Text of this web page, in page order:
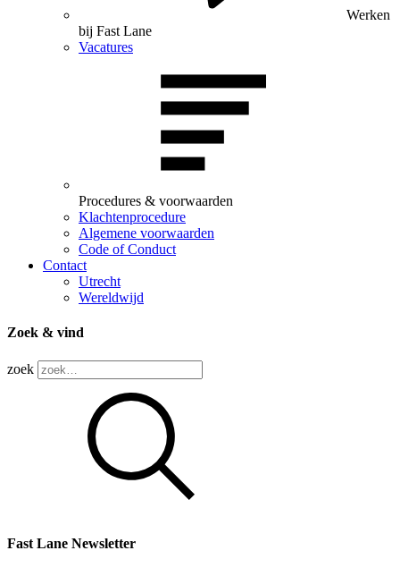
Werken
bij Fast Lane
Vacatures
Procedures & voorwaarden
Klachtenprocedure
Algemene voorwaarden
Code of Conduct
Contact
Utrecht
Wereldwijd
Zoek & vind
zoek
Fast Lane Newsletter